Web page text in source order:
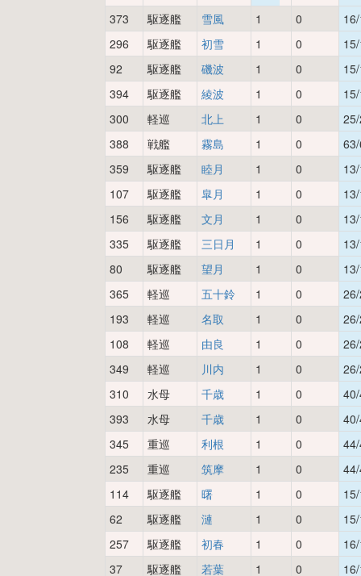
373
駆逐艦 雪風 1 0
296
駆逐艦 初雪 1 0
92
駆逐艦 磯波 1 0
394
駆逐艦 綾波 1 0
300
軽巡 北上 1 0
388
戦艦 霧島 1 0
359
駆逐艦 睦月 1 0
107
駆逐艦 皐月 1 0
156
駆逐艦 文月 1 0
335
駆逐艦 三日月 1 0
80
駆逐艦 望月 1 0
365
軽巡 五十鈴 1 0
193
軽巡 名取 1 0
108
軽巡 由良 1 0
349
軽巡 川内 1 0
310
水母 千歳 1 0
393
水母 千歳 1 0
345
重巡 利根 1 0
235
重巡 筑摩 1 0
114
駆逐艦 曙 1 0
62
駆逐艦 漣 1 0
257
駆逐艦 初春 1 0
37
駆逐艦 若葉 1 0